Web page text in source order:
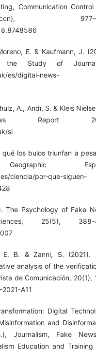
Communication
E. & Kaufmann, J.
the Study of
es/digital-news-
A., Andı, S. & Kleis
Report
si
los bulos triunfan a
ciencia/por-que-siguen-
The Psychology of Fake
25(5),
E. B. & Zanni, S. (2021).
analysis of the
de Comunicación, 20(1),
A11
Digital
and
Journalism, Fake
Education and